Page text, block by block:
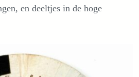
en deeltjes in de hoge